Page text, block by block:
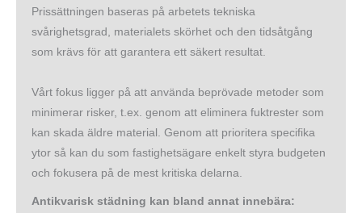
Prissättningen baseras på arbetets tekniska
svårighetsgrad, materialets skörhet och den tidsåtgång
som krävs för att garantera ett säkert resultat.
Vårt fokus ligger på att använda beprövade metoder som
minimerar risker, t.ex. genom att eliminera fuktrester som
kan skada äldre material. Genom att prioritera specifika
ytor så kan du som fastighetsägare enkelt styra budgeten
och fokusera på de mest kritiska delarna.
Antikvarisk städning kan bland annat innebära: